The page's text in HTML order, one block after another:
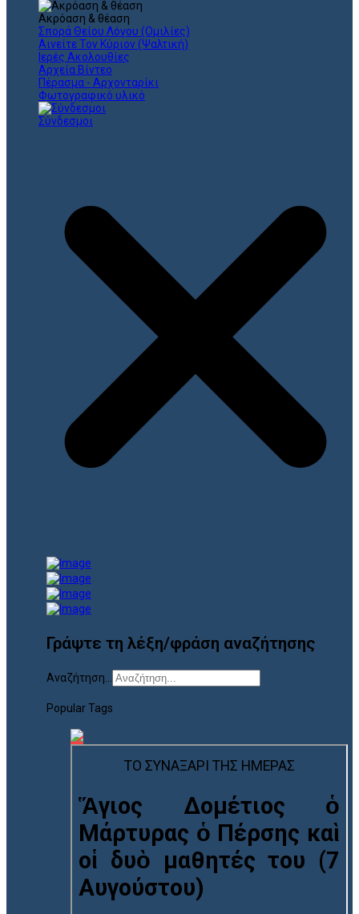
Ακρόαση & θέαση
Σπορά Θείου Λόγου (Ομιλίες)
Αινείτε Τον Κύριον (Ψαλτική)
Ιερές Ακολουθίες
Αρχεία Βίντεο
Πέρασμα - Αρχονταρίκι
Φωτογραφικό υλικό
Σύνδεσμοι
Γράψτε τη λέξη/φράση αναζήτησης
Αναζήτηση...
Popular Tags